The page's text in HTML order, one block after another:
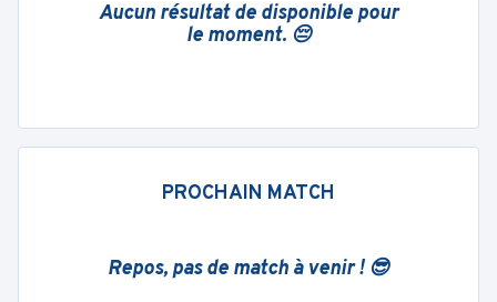
Aucun résultat de disponible pour
le moment. 😔
PROCHAIN MATCH
Repos, pas de match à venir ! 😎